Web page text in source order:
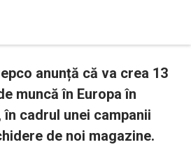
anunță că va crea 13
muncă în Europa în
cadrul unei campanii
de noi magazine.